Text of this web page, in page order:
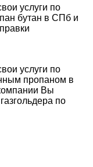
услуги по
бутан в СПб и
услуги по
пропаном в
Вы
по